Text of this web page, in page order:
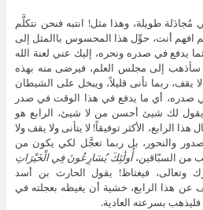
مُجادَلة طويلة، وهذا مثل! انتبه فنحن نتكلَّم
أنت، حوِّل هذا المحسوس باالمثل إلى
يدفع في صدره ونحره، إليك عني لعنة الله
سأذهب إلى مجلس العلم، فيرضى منه بهذه
يقف، ربما تأنى قليلاً، ويبخل على الشيطان
صدره، أي ما يدفع في هذا الوقت في صدر
يقول لك شيئ أحسن من لا شيئ، الرابع هو
هذا الرابع، الأكثر توفيقاً! لا يتأنى ولا يقف ولا
والنحور، بل ربما تعجَّل لكي يكون من
من السبّاقين،أُولَٰئِكَ يُسَارِعُونَ فِي الْخَيْرَاتِ
وتعالى، فيغتاظ! يقول الحارث بن أسد
عن هذا الرابع، خشية أن يغيظه بعجلته في
بسرعته العادية.